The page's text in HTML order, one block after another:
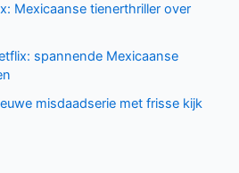
Mexicaanse tienerthriller over
spannende Mexicaanse
misdaadserie met frisse kijk